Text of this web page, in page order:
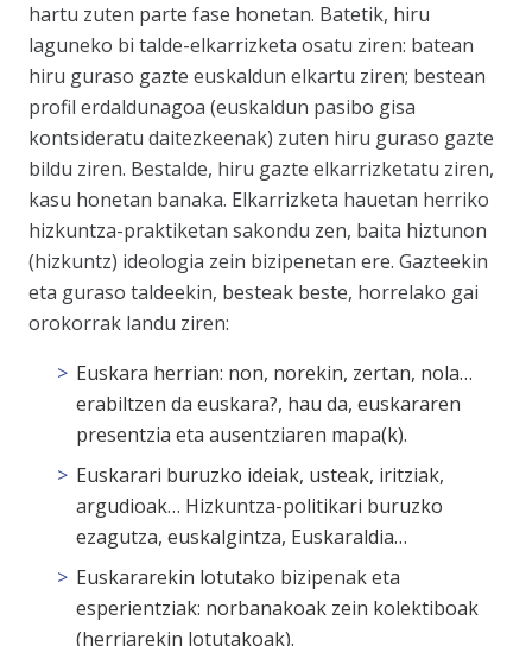
hartu zuten parte fase honetan. Batetik, hiru
laguneko bi talde-elkarrizketa osatu ziren: batean
hiru guraso gazte euskaldun elkartu ziren; bestean
profil erdaldunagoa (euskaldun pasibo gisa
kontsideratu daitezkeenak) zuten hiru guraso gazte
bildu ziren. Bestalde, hiru gazte elkarrizketatu ziren,
kasu honetan banaka. Elkarrizketa hauetan herriko
hizkuntza-praktiketan sakondu zen, baita hiztunon
(hizkuntz) ideologia zein bizipenetan ere. Gazteekin
eta guraso taldeekin, besteak beste, horrelako gai
orokorrak landu ziren:
Euskara herrian: non, norekin, zertan, nola…
erabiltzen da euskara?, hau da, euskararen
presentzia eta ausentziaren mapa(k).
Euskarari buruzko ideiak, usteak, iritziak,
argudioak… Hizkuntza-politikari buruzko
ezagutza, euskalgintza, Euskaraldia…
Euskararekin lotutako bizipenak eta
esperientziak: norbanakoak zein kolektiboak
(herriarekin lotutakoak).